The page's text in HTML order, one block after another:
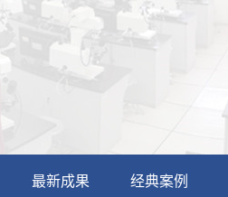
最新成果 经典案例